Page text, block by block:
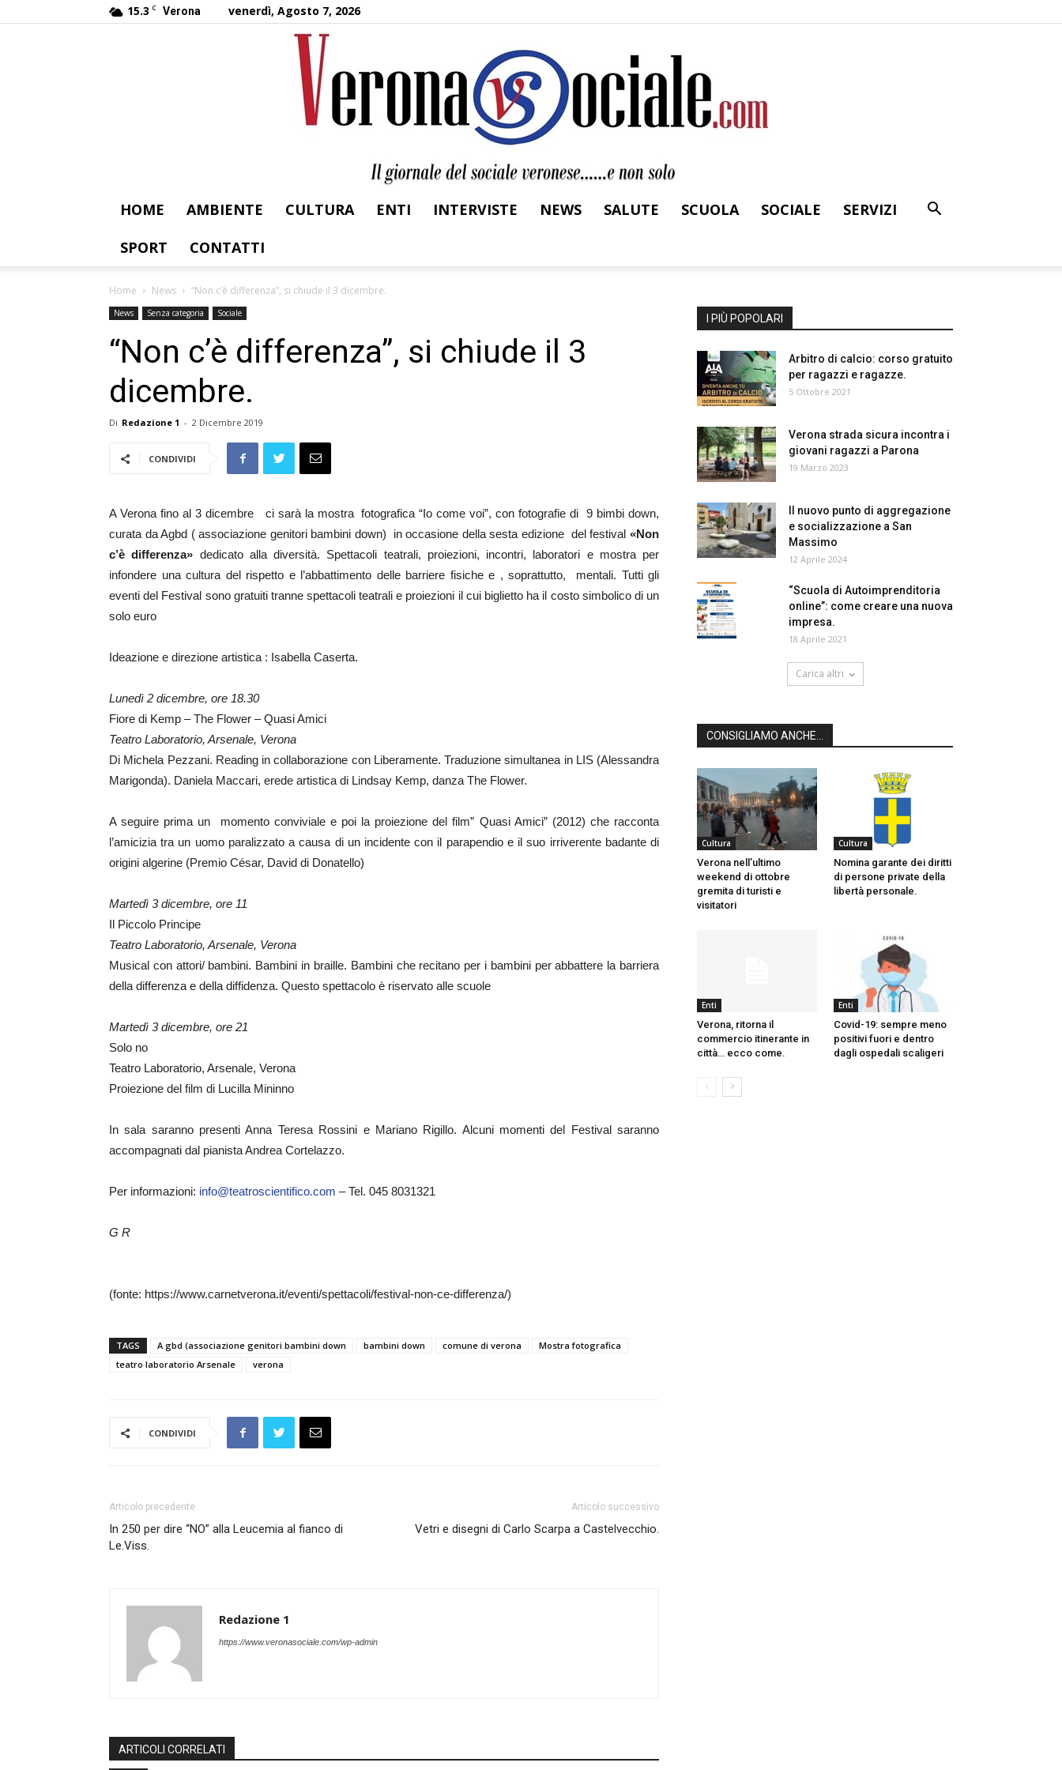
15.3 C Verona venerdì, Agosto 7, 2026
Sociale
HOME AMBIENTE CULTURA ENTI INTERVISTE NEWS SALUTE SCUOLA SOCIALE
SERVIZI
SPORT
CONTATTI
Home News “Non c’è differenza”, si chiude il 3 dicembre.
News Senza categoria Sociale
“Non c’è differenza”, si chiude il 3
dicembre.
Di Redazione 1 - 2 Dicembre 2019
CONDIVIDI
A Verona fino al 3 dicembre ci sarà la mostra fotografica “Io come voi”, con fotografie di 9 bimbi down,
curata da Agbd ( associazione genitori bambini down) in occasione della sesta edizione del festival «Non
c’è differenza» dedicato alla diversità. Spettacoli teatrali, proiezioni, incontri, laboratori e mostra per
infondere una cultura del rispetto e l’abbattimento delle barriere fisiche e , soprattutto, mentali. Tutti gli
eventi del Festival sono gratuiti tranne spettacoli teatrali e proiezioni il cui biglietto ha il costo simbolico di un
solo euro
Ideazione e direzione artistica : Isabella Caserta.
Lunedì 2 dicembre, ore 18.30
Fiore di Kemp – The Flower – Quasi Amici
Teatro Laboratorio, Arsenale, Verona
Di Michela Pezzani. Reading in collaborazione con Liberamente. Traduzione simultanea in LIS (Alessandra
Marigonda). Daniela Maccari, erede artistica di Lindsay Kemp, danza The Flower.
A seguire prima un momento conviviale e poi la proiezione del film” Quasi Amici” (2012) che racconta
l’amicizia tra un uomo paralizzato a causa di un incidente con il parapendio e il suo irriverente badante di
origini algerine (Premio César, David di Donatello)
Martedì 3 dicembre, ore 11
Il Piccolo Principe
Teatro Laboratorio, Arsenale, Verona
Musical con attori/ bambini. Bambini in braille. Bambini che recitano per i bambini per abbattere la barriera
della differenza e della diffidenza. Questo spettacolo è riservato alle scuole
Martedì 3 dicembre, ore 21
Solo no
Teatro Laboratorio, Arsenale, Verona
Proiezione del film di Lucilla Mininno
In sala saranno presenti Anna Teresa Rossini e Mariano Rigillo. Alcuni momenti del Festival saranno
accompagnati dal pianista Andrea Cortelazzo.
Per informazioni: info@teatroscientifico.com – Tel. 045 8031321
G R
(fonte: https://www.carnetverona.it/eventi/spettacoli/festival-non-ce-differenza/)
TAGS A gbd (associazione genitori bambini down bambini down comune di verona
Mostra fotografica
teatro laboratorio Arsenale
verona
CONDIVIDI
Articolo precedente
In 250 per dire “NO” alla Leucemia al fianco di
Le.Viss.
Articolo successivo
Vetri e disegni di Carlo Scarpa a Castelvecchio.
Redazione 1
https://www.veronasociale.com/wp-admin
ARTICOLI CORRELATI
I PIÙ POPOLARI
Arbitro di calcio: corso gratuito
per ragazzi e ragazze.
5 Ottobre 2021
Verona strada sicura incontra i
giovani ragazzi a Parona
19 Marzo 2023
Il nuovo punto di aggregazione
e socializzazione a San
Massimo
12 Aprile 2024
“Scuola di Autoimprenditoria
online”: come creare una nuova
impresa.
18 Aprile 2021
Carica altri
CONSIGLIAMO ANCHE...
Cultura
Verona nell’ultimo
weekend di ottobre
gremita di turisti e
visitatori
Cultura
Nomina garante dei diritti
di persone private della
libertà personale.
Enti
Verona, ritorna il
commercio itinerante in
città… ecco come.
Enti
Covid-19: sempre meno
positivi fuori e dentro
dagli ospedali scaligeri